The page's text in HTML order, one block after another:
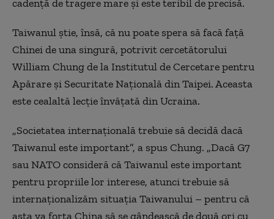
cadență de tragere mare și este teribil de precisă.
Taiwanul știe, însă, că nu poate spera să facă față
Chinei de una singură, potrivit cercetătorului
William Chung de la Institutul de Cercetare pentru
Apărare și Securitate Națională din Taipei. Aceasta
este cealaltă lecție învățată din Ucraina.
„Societatea internațională trebuie să decidă dacă
Taiwanul este important”, a spus Chung. „Dacă G7
sau NATO consideră că Taiwanul este important
pentru propriile lor interese, atunci trebuie să
internaționalizăm situația Taiwanului – pentru că
asta va forța China să se gândească de două ori cu